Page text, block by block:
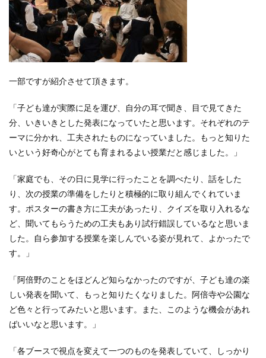
一部ですが紹介させて頂きます。
「子ども達が実際に足を運び、自分の耳で聞き、目で見てきた
分、いきいきとした発表になっていたと思います。それぞれのテ
ーマに分かれ、工夫されたものになっていました。もっと知りた
いという好奇心がとても育まれるよい授業だと感じました。」
「家庭でも、その日に見学に行ったことを調べたり、話をした
り、次の授業の準備をしたりと積極的に取り組んでくれていま
す。ポスターの書き方に工夫があったり、クイズを取り入れるな
ど、聞いてもらうための工夫もあり試行錯誤しているなと思いま
した。自ら参加する授業を楽しんでいる姿が見れて、よかったで
す。」
「阿倍野のことをほどんど知らなかったのですが、子ども達の楽
しい発表を聞いて、もっと知りたくなりました。阿倍寺や公園な
ど色々と行ってみたいと思います。また、このような機会があれ
ばいいなと思います。」
「各ブースで視点を変えて一つのものを発表していて、しっかり